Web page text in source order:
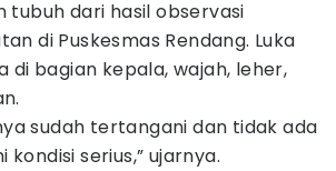
tubuh dari hasil observasi
di Puskesmas Rendang. Luka
di bagian kepala, wajah, leher,
sudah tertangani dan tidak ada
serius,” ujarnya.